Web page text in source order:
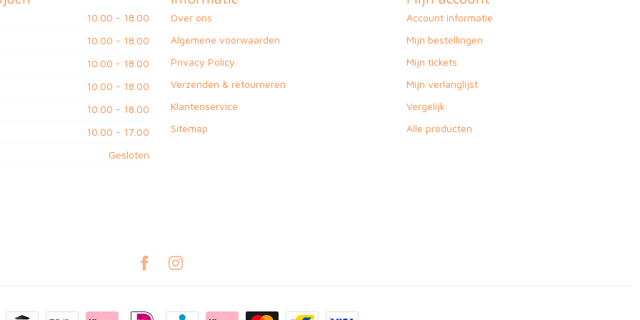
10.00 - 18.00
10.00 - 18.00
10.00 - 18.00
10.00 - 18.00
10.00 - 18.00
10.00 - 17.00
Gesloten
Over ons
Algemene voorwaarden
Privacy Policy
Verzenden & retourneren
Klantenservice
Sitemap
Account informatie
Mijn bestellingen
Mijn tickets
Mijn verlanglijst
Vergelijk
Alle producten